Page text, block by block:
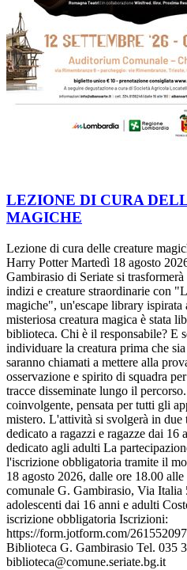
LEZIONE DI CURA
MAGICHE
Lezione di cura delle creature
Harry Potter Martedì 18 agosto
Gambirasio di Seriate si
indizi e creature straordinarie con
magiche", un'escape library
misteriosa creatura magica è stata
biblioteca. Chi è il responsabile? E
individuare la creatura prima che
saranno chiamati a mettere alla
osservazione e spirito di squadra
tracce disseminate lungo il
coinvolgente, pensata per tutti gli
mistero. L'attività si svolgerà in
dedicato a ragazzi e ragazze dai
dedicato agli adulti La
l'iscrizione obbligatoria tramite il
18 agosto 2026, dalle ore 18.00
comunale G. Gambirasio, Via Italia
adolescenti dai 16 anni e adulti
iscrizione obbligatoria Iscrizioni:
https://form.jotform.com/
Biblioteca G. Gambirasio Tel. 035
biblioteca@comune.seriate.bg.it